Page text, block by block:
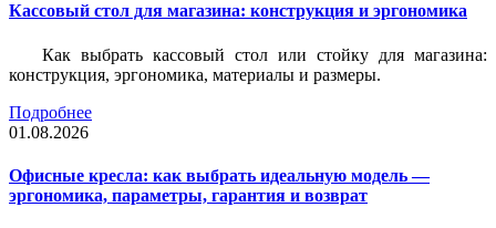
Кассовый стол для магазина: конструкция и эргономика
Как выбрать кассовый стол или стойку для магазина:
конструкция, эргономика, материалы и размеры.
Подробнее
01.08.2026
Офисные кресла: как выбрать идеальную модель —
эргономика, параметры, гарантия и возврат